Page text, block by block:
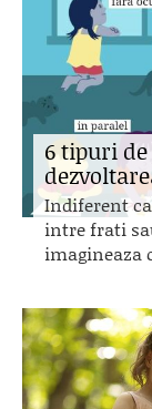
6 tipuri
Indiferent
intre frati
imagineaza